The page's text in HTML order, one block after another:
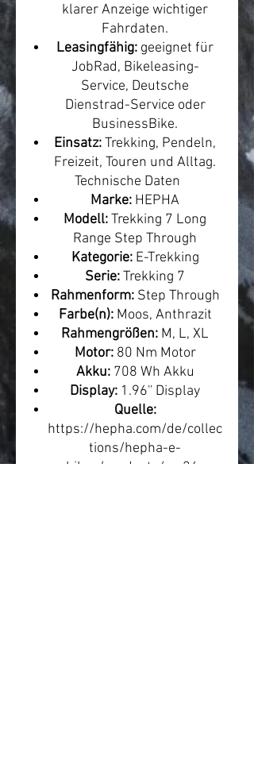
klarer Anzeige wichtiger
Fahrdaten.
Leasingfähig: geeignet für
JobRad, Bikeleasing-
Service, Deutsche
Dienstrad-Service oder
BusinessBike.
Einsatz:Trekking, Pendeln,
Freizeit, Touren und Alltag.
Technische Daten
Marke: HEPHA
Modell:Trekking 7 Long
Range Step Through
Kategorie:E-Trekking
Serie:Trekking 7
Rahmenform:Step Through
Farbe(n):Moos, Anthrazit
Rahmengrößen: M, L, XL
Motor:80 Nm Motor
Akku:708 Wh Akku
Display: 1.96'' Display
Quelle:
https://hepha.com/de/collec
tions/hepha-e-
bikes/products/my24-